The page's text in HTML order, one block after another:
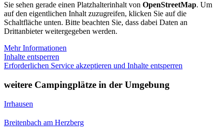
Sie sehen gerade einen Platzhalterinhalt von OpenStreetMap. Um
auf den eigentlichen Inhalt zuzugreifen, klicken Sie auf die
Schaltfläche unten. Bitte beachten Sie, dass dabei Daten an
Drittanbieter weitergegeben werden.
Mehr Informationen
Inhalte entsperren
Erforderlichen Service akzeptieren und Inhalte entsperren
weitere Campingplätze in der Umgebung
Irrhausen
Breitenbach am Herzberg